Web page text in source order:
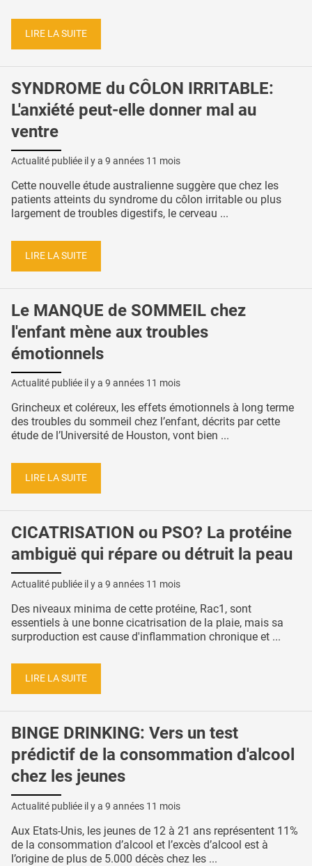
LIRE LA SUITE
SYNDROME du CÔLON IRRITABLE:
L'anxiété peut-elle donner mal au
ventre
Actualité publiée il y a 9 années 11 mois
Cette nouvelle étude australienne suggère que chez les
patients atteints du syndrome du côlon irritable ou plus
largement de troubles digestifs, le cerveau ...
LIRE LA SUITE
Le MANQUE de SOMMEIL chez
l'enfant mène aux troubles
émotionnels
Actualité publiée il y a 9 années 11 mois
Grincheux et coléreux, les effets émotionnels à long terme
des troubles du sommeil chez l’enfant, décrits par cette
étude de l’Université de Houston, vont bien ...
LIRE LA SUITE
CICATRISATION ou PSO? La protéine
ambiguë qui répare ou détruit la peau
Actualité publiée il y a 9 années 11 mois
Des niveaux minima de cette protéine, Rac1, sont
essentiels à une bonne cicatrisation de la plaie, mais sa
surproduction est cause d'inflammation chronique et ...
LIRE LA SUITE
BINGE DRINKING: Vers un test
prédictif de la consommation d'alcool
chez les jeunes
Actualité publiée il y a 9 années 11 mois
Aux Etats-Unis, les jeunes de 12 à 21 ans représentent 11%
de la consommation d’alcool et l’excès d’alcool est à
l’origine de plus de 5.000 décès chez les ...